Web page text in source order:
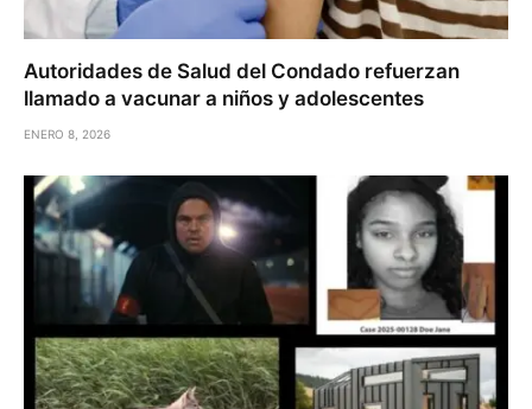
Autoridades de Salud del Condado refuerzan
llamado a vacunar a niños y adolescentes
ENERO 8, 2026